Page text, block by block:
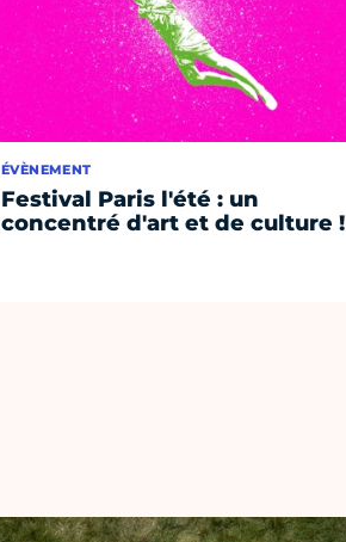
ÉVÈNEMENT
Festival Paris l'été : un
concentré d'art et de culture !